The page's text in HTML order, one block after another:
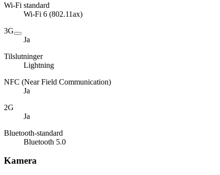
Wi-Fi standard
Wi-Fi 6 (802.11ax)
3G
Ja
Tilslutninger
Lightning
NFC (Near Field Communication)
Ja
2G
Ja
Bluetooth-standard
Bluetooth 5.0
Kamera